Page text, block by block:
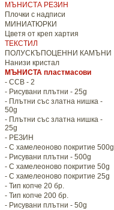
МЪНИСТА РЕЗИН
Плочки с надписи
МИНИАТЮРКИ
Цветя от креп хартия
ТЕКСТИЛ
ПОЛУСКЪПОЦЕННИ КАМЪНИ
Нанизи кристал
МЪНИСТА пластмасови
- CCB - 2
- Рисувани плътни - 25g
- Плътни със златна нишка -
50g
- Плътни със златна нишка -
25g
- РЕЗИН
- С хамелеоново покритие 500g
- Рисувани плътни - 500g
- С хамелеоново покритие 50g
- С хамелеоново покритие 25g
- Тип копче 20 бр.
- Тип копче 200 бр.
- Рисувани плътни - 50g